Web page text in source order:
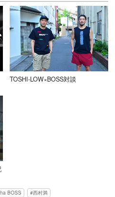
TOSHI-LOW×BOSS対談
BOSS 西村満